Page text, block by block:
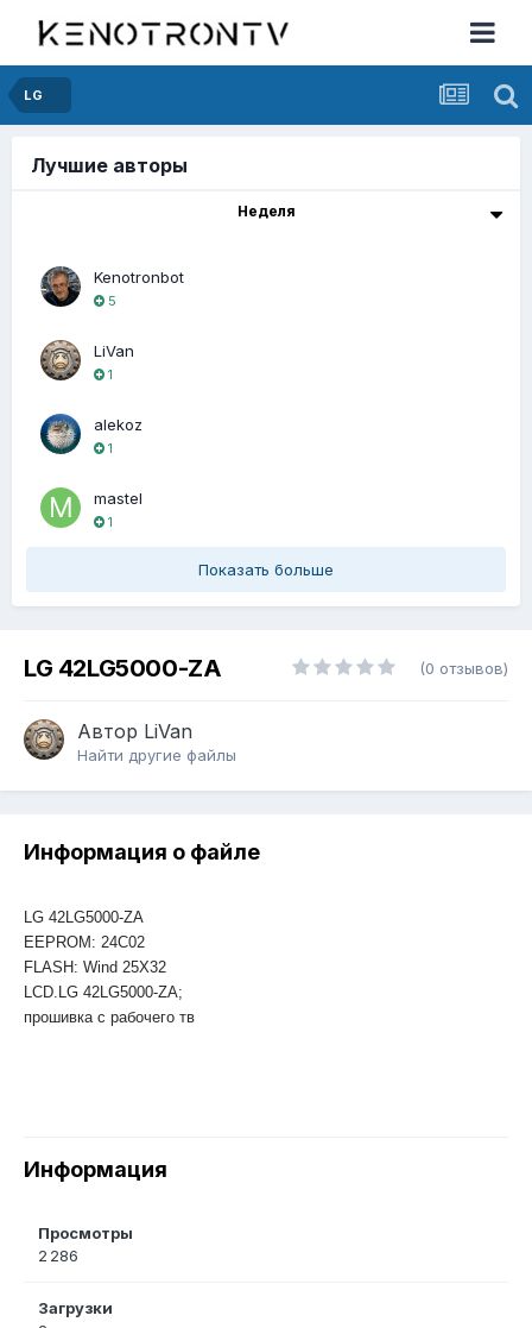
LG
Лучшие авторы
Неделя
Kenotronbot
5
LiVan
1
alekoz
1
mastel
1
Показать больше
LG 42LG5000-ZA (0 отзывов)
Автор LiVan
Найти другие файлы
Информация о файле
LG 42LG5000-ZA
EEPROM: 24C02
FLASH: Wind 25X32
LCD.LG 42LG5000-ZA;
прошивка с рабочего тв
Информация
Просмотры
2 286
Загрузки